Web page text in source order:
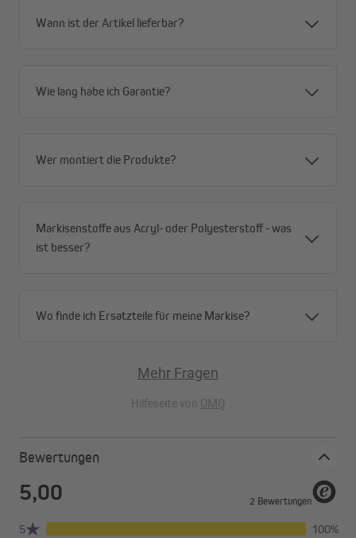
Mehr Stabilität
mehr Stabilität.
Wann ist der Artikel lieferbar?
Wie lang habe ich Garantie?
Wer montiert die Produkte?
Markisenstoffe aus Acryl- oder Polyesterstoff - was
ist besser?
Wo finde ich Ersatzteile für meine Markise?
Mehr Fragen
Hilfeseite von OMQ
Bewertungen